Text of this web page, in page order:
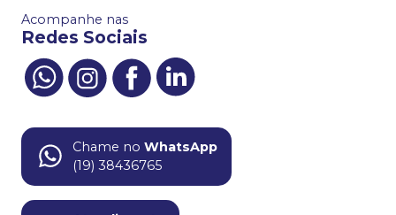
Acompanhe nas
Redes Sociais
Chame no WhatsApp
(19) 38436765